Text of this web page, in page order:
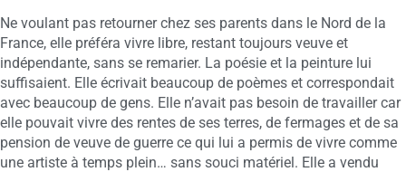
Ne voulant pas retourner chez ses parents dans le Nord de la
France, elle préféra vivre libre, restant toujours veuve et
indépendante, sans se remarier. La poésie et la peinture lui
suffisaient. Elle écrivait beaucoup de poèmes et correspondait
avec beaucoup de gens. Elle n’avait pas besoin de travailler car
elle pouvait vivre des rentes de ses terres, de fermages et de sa
pension de veuve de guerre ce qui lui a permis de vivre comme
une artiste à temps plein… sans souci matériel. Elle a vendu